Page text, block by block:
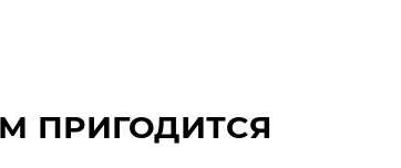
ПРИГОДИТСЯ